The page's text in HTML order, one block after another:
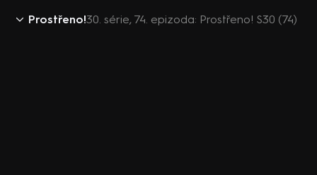
Prostřeno!30. série, 74. epizoda: Prostřeno! S30 (74)